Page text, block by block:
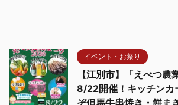
イベント・お祭り
【江別市】「えべつ農
8/22開催！キッチンカ
ぞ但馬牛串焼き・餅ま